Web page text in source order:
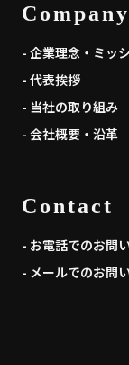
Company
- 企業理念・ミッ
- 代表挨拶
- 当社の取り組み
- 会社概要・沿革
Contact
- お電話でのお問
- メールでのお問